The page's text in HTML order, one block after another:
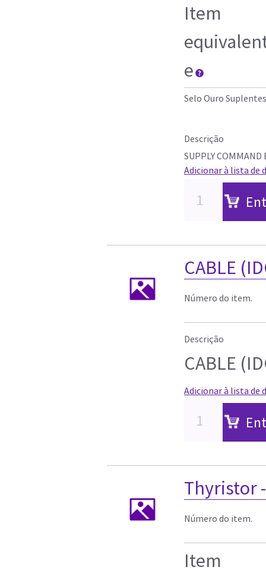
Item
e
Selo Ouro Suplentes
Descrição
SUPPLY COMMAND
Adicionar à lista de
CABLE
Número do item.
Descrição
CABLE
Adicionar à lista de
Thyristor
Número do item.
Item